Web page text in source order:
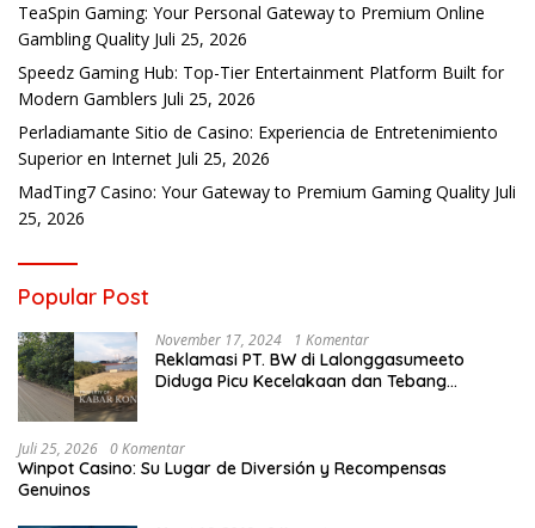
TeaSpin Gaming: Your Personal Gateway to Premium Online
Gambling Quality Juli 25, 2026
Speedz Gaming Hub: Top-Tier Entertainment Platform Built for
Modern Gamblers Juli 25, 2026
Perladiamante Sitio de Casino: Experiencia de Entretenimiento
Superior en Internet Juli 25, 2026
MadTing7 Casino: Your Gateway to Premium Gaming Quality Juli
25, 2026
Popular Post
November 17, 2024 1 Komentar
Reklamasi PT. BW di Lalonggasumeeto
Diduga Picu Kecelakaan dan Tebang
Juli 25, 2026 0 Komentar
Winpot Casino: Su Lugar de Diversión y Recompensas
Genuinos